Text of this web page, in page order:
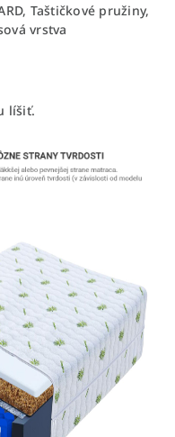
Taštičkové pružiny,
vrstva
líšiť.